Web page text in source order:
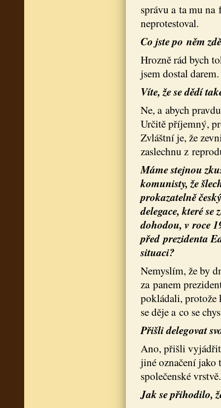
správu a ta mu
neprotestoval.
Co jste po něm
Hrozně rád bych
jsem dostal
Víte, že se dědí
Ne, a abych
Určitě příjemný,
Zvláštní je, že
zaslechnu z
Máme stejnou
komunisty, že
prokazatelně
delegace, které
dohodou, v roce
před prezidenta
situaci?
Nemyslím, že by
za panem
pokládali, protože
se děje a co se
Přišli delegovat
Ano, přišli
jiné označení jako
společenské vrstvě.
Jak se přihodilo,